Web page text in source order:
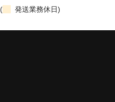
(
発送業務休日)